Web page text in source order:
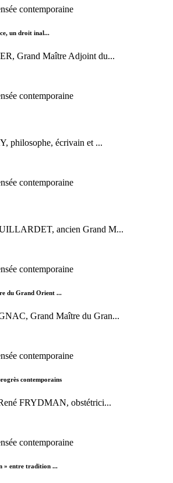
contemporaine
un droit inal...
Grand Maître Adjoint du...
contemporaine
philosophe, écrivain et ...
contemporaine
ancien Grand M...
contemporaine
du Grand Orient ...
Grand Maître du Gran...
contemporaine
contemporains
FRYDMAN, obstétrici...
contemporaine
» entre tradition ...